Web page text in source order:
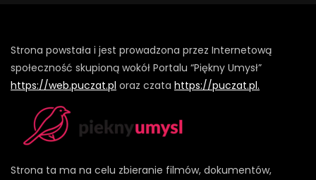
Strona powstała i jest prowadzona przez Internetową
społeczność skupioną wokół Portalu “Piękny Umysł”
https://web.puczat.pl oraz czata https://puczat.pl.
Strona ta ma na celu zbieranie filmów, dokumentów,